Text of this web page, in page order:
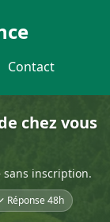
Contact
chez vous
inscription.
Réponse 48h